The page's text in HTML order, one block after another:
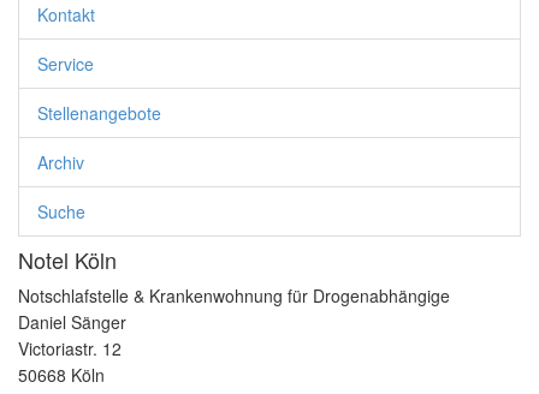
Kontakt
Service ▼
Stellenangebote ▼
Archiv
Suche
Kontakt
Service
Stellenangebote
Archiv
Suche
Notel Köln
Notschlafstelle & Krankenwohnung für Drogenabhängige
Daniel Sänger
Victoriastr. 12
50668 Köln